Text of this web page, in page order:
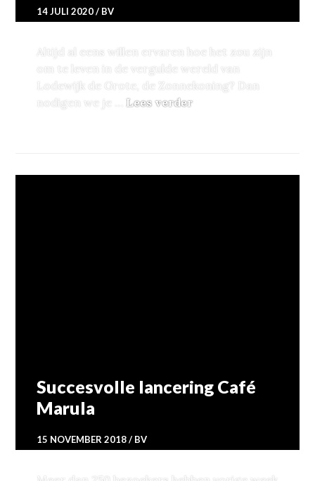
14 JULI 2020 BV
Altijd al eens willen ervaren hoe het zou zijn
om te leven in de vergulde wereld van
Lodewijk de Grote, de Zonnekoning? Dan
nodigen we je …Lees verderLogeer in het
Succesvolle lancering Café
Marula
15 NOVEMBER 2018 BV